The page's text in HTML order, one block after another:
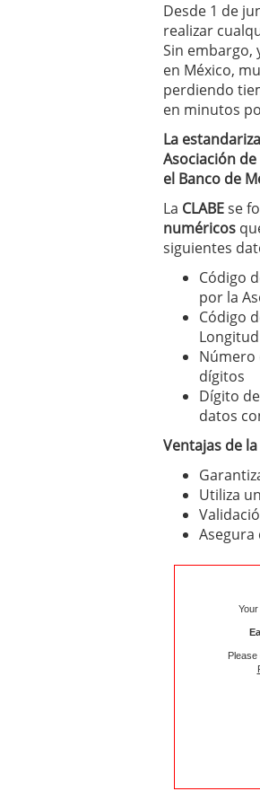
Desde 1 de
realizar
Sin embargo,
en México,
perdiendo
en minutos
La
Asociación
el Banco de
La CLABEse
numéricos
siguientes
Código
por la
Código
Número
dígitos
Dígito
datos
Ventajas de la
Utiliza
Asegura
Please